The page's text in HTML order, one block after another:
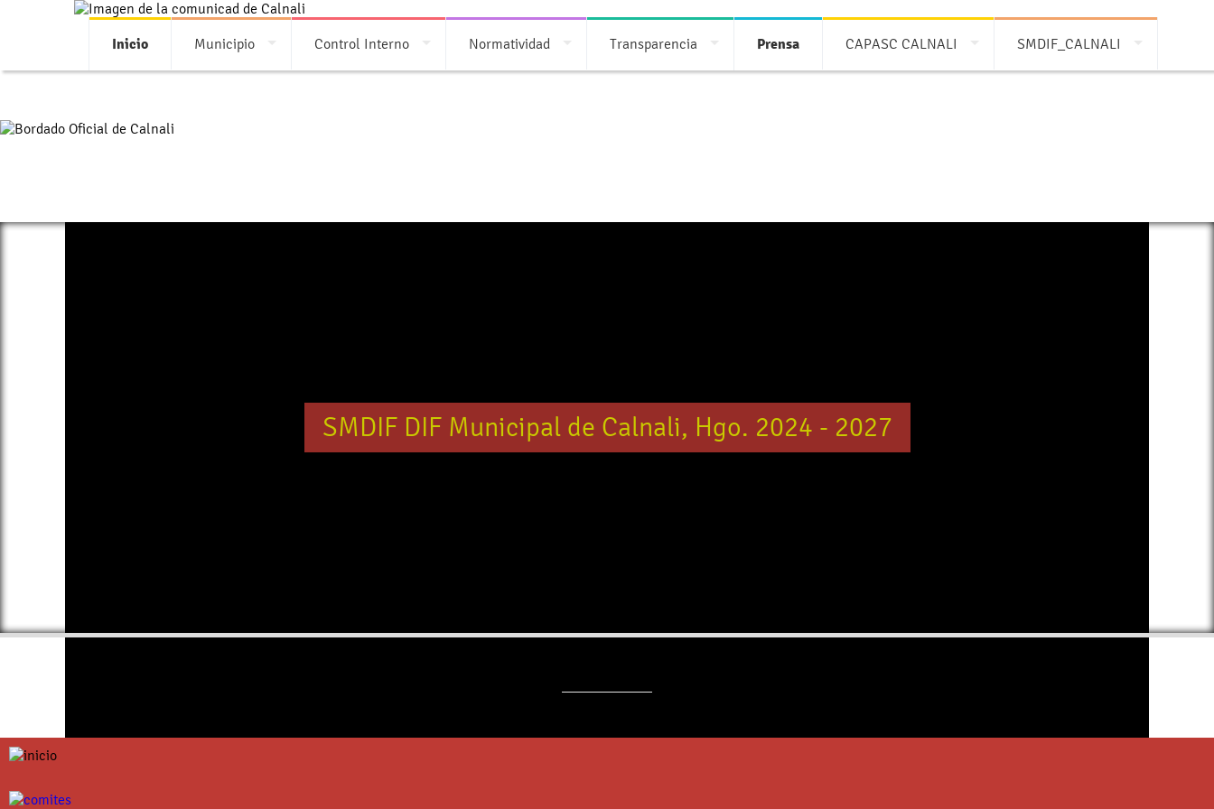
Inicio Municipio Control Interno Normatividad Transparencia Prensa CAPASC CALNALI SMDIF_CALNALI
SMDIF DIF Municipal de Calnali, Hgo. 2024 - 2027